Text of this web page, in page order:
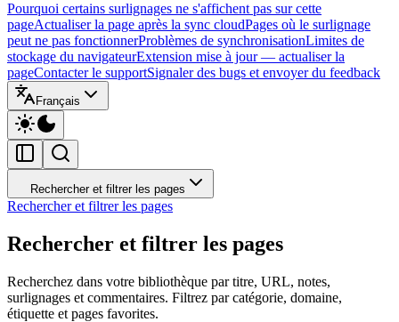
Pourquoi certains surlignages ne s'affichent pas sur cette
pageActualiser la page après la sync cloudPages où le surlignage
peut ne pas fonctionnerProblèmes de synchronisationLimites de
stockage du navigateurExtension mise à jour — actualiser la
pageContacter le supportSignaler des bugs et envoyer du feedback
Français
Rechercher et filtrer les pages
Rechercher et filtrer les pages
Rechercher et filtrer les pages
Recherchez dans votre bibliothèque par titre, URL, notes,
surlignages et commentaires. Filtrez par catégorie, domaine,
étiquette et pages favorites.